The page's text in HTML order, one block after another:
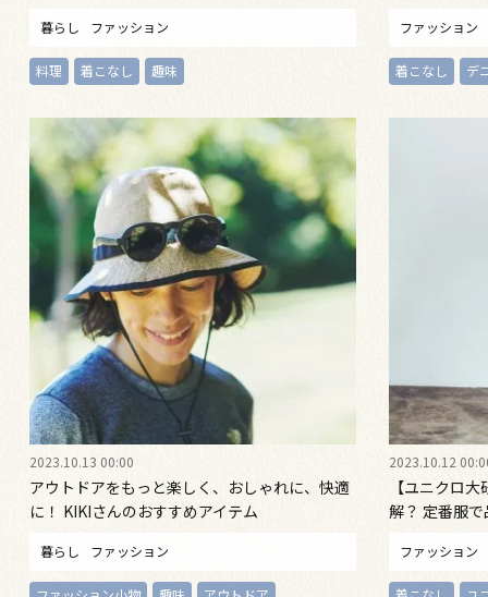
暮らし ファッション
料理 着こなし 趣味
ファッション
着こなし デ
2023.10.13 00:00
アウトドアをもっと楽しく、おしゃれに、快適
に！ KIKIさんのおすすめアイテム
暮らし ファッション
2023.10.12
【ユニクロ
解？ 定番服
ファッション